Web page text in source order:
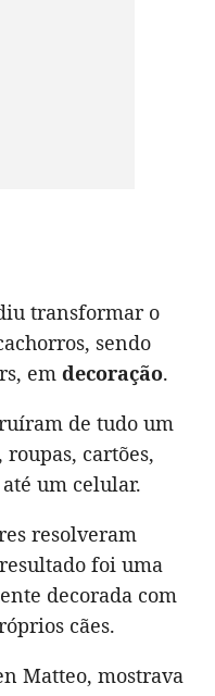
transformar o
sendo
em decoração.
de tudo um
cartões,
um celular.
resolveram
foi uma
decorada com
cães.
Matteo, mostrava